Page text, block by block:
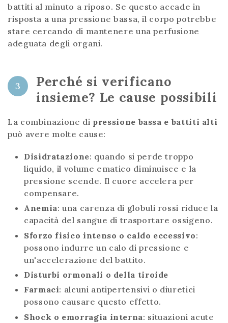
battiti al minuto a riposo. Se questo accade in
risposta a una pressione bassa, il corpo potrebbe
stare cercando di mantenere una perfusione
adeguata degli organi.
3
Perché si verificano
insieme? Le cause possibili
La combinazione di pressione bassa e battiti alti
può avere molte cause:
Disidratazione: quando si perde troppo
liquido, il volume ematico diminuisce e la
pressione scende. Il cuore accelera per
compensare.
Anemia: una carenza di globuli rossi riduce la
capacità del sangue di trasportare ossigeno.
Sforzo fisico intenso o caldo eccessivo:
possono indurre un calo di pressione e
un'accelerazione del battito.
Disturbi ormonali o della tiroide
Farmaci: alcuni antipertensivi o diuretici
possono causare questo effetto.
Shock o emorragia interna: situazioni acute